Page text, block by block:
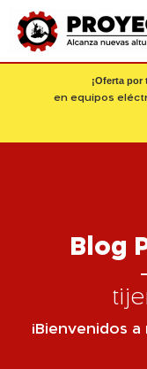
¡Oferta
en equipos
Blog
¡Bienvenidos